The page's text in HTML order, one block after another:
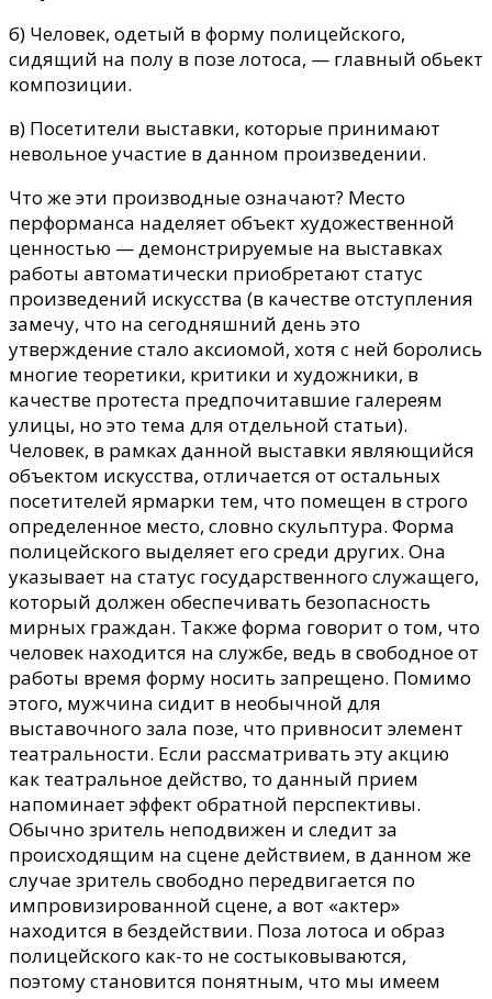
б) Человек, одетый в форму полицейского,
сидящий на полу в позе лотоса, — главный обьект
композиции.
в) Посетители выставки, которые принимают
невольное участие в данном произведении.
Что же эти производные означают? Место
перформанса наделяет объект художественной
ценностью — демонстрируемые на выставках
работы автоматически приобретают статус
произведений искусства (в качестве отступления
замечу, что на сегодняшний день это
утверждение стало аксиомой, хотя с ней боролись
многие теоретики, критики и художники, в
качестве протеста предпочитавшие галереям
улицы, но это тема для отдельной статьи).
Человек, в рамках данной выставки являющийся
объектом искусства, отличается от остальных
посетителей ярмарки тем, что помещен в строго
определенное место, словно скульптура. Форма
полицейского выделяет его среди других. Она
указывает на статус государственного служащего,
который должен обеспечивать безопасность
мирных граждан. Также форма говорит о том, что
человек находится на службе, ведь в свободное от
работы время форму носить запрещено. Помимо
этого, мужчина сидит в необычной для
выставочного зала позе, что привносит элемент
театральности. Если рассматривать эту акцию
как театральное действо, то данный прием
напоминает эффект обратной перспективы.
Обычно зритель неподвижен и следит за
происходящим на сцене действием, в данном же
случае зритель свободно передвигается по
импровизированной сцене, а вот «актер»
находится в бездействии. Поза лотоса и образ
полицейского как-то не состыковываются,
поэтому становится понятным, что мы имеем